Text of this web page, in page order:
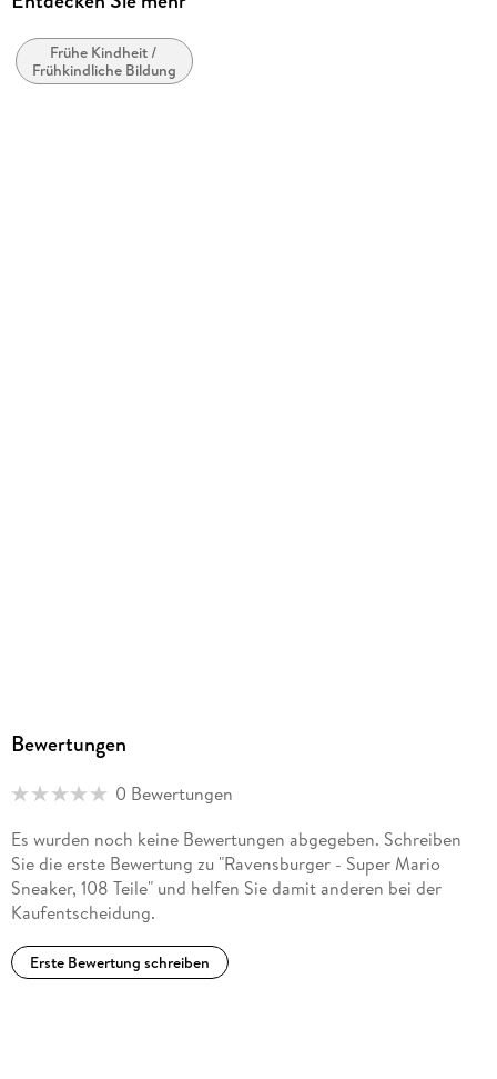
Schwierigkeitsgrad
Kinder - Anspruchsvoll
Frühe Kindheit /
Frühkindliche Bildung
Bewertungen
0 Bewertungen
Es wurden noch keine Bewertungen abgegeben. Schreiben
Sie die erste Bewertung zu "Ravensburger - Super Mario
Sneaker, 108 Teile" und helfen Sie damit anderen bei der
Kaufentscheidung.
Erste Bewertung schreiben